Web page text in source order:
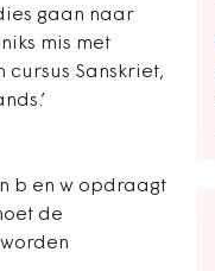
gaan naar
mis met
Sanskriet,
b en w opdraagt
de